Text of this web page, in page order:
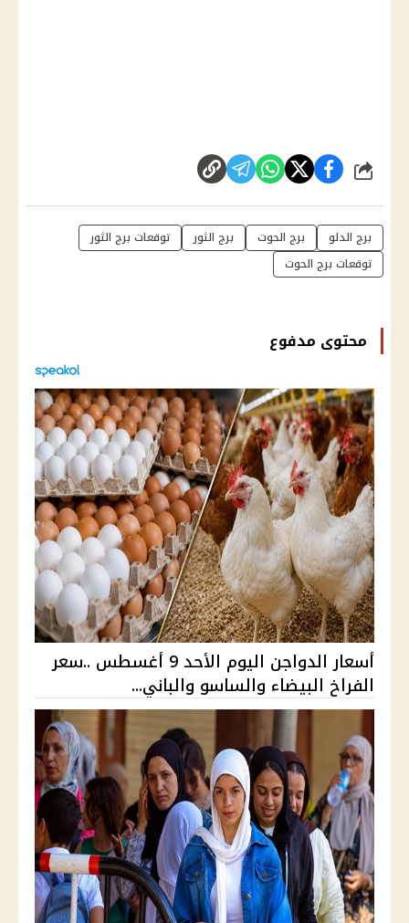
شارك
برج الدلو برج الحوت برج الثور
توقعات برج الثور
توقعات برج الحوت
محتوى مدفوع
أسعار الدواجن اليوم الأحد 9 أغسطس ..سعر
الفراخ البيضاء والساسو والباني...